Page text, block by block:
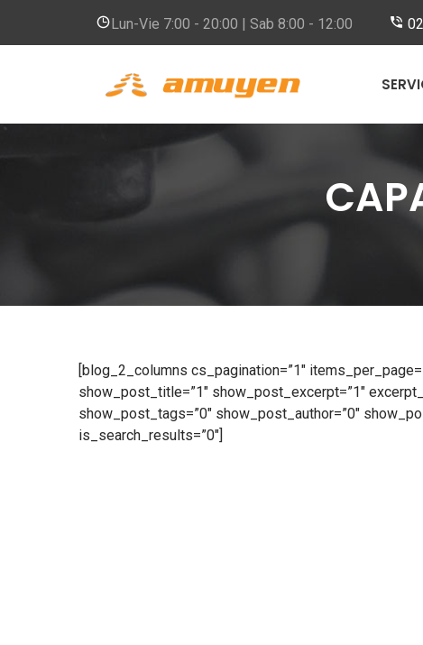
Lun-Vie 7:00 - 20:00 | Sab 8:00 - 12:00
[blog_2_columns cs_pagination=”1″
show_post_title=”1″ show_post_excerpt=”1″
show_post_tags=”0″ show_post_author=”0″
is_search_results=”0″]